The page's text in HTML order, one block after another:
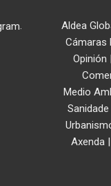
. Aldea
Cámaras
Opinión |
Medio
Sanidade
Axenda|